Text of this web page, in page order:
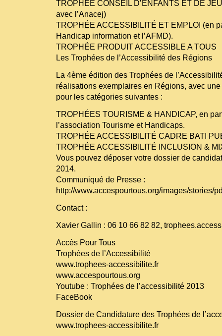
TROPHÉE CONSEIL D’ENFANTS ET DE
avec l’Anacej)
TROPHÉE ACCESSIBILITÉ ET EMPLOI (en
Handicap information et l’AFMD).
TROPHÉE PRODUIT ACCESSIBLE A TOUS
Les Trophées de l’Accessibilité des Régions
La 4ème édition des Trophées de
réalisations exemplaires en Régions, avec
pour les catégories suivantes :
TROPHÉES TOURISME & HANDICAP, en
l’association Tourisme et Handicaps.
TROPHÉE ACCESSIBILITÉ CADRE BATI
TROPHÉE ACCESSIBILITÉ INCLUSION &
Vous pouvez déposer votre dossier de
2014.
Communiqué de Presse :
http://www.accespourtous.org/images/stories/
Contact :
Xavier Gallin : 06 10 66 82 82,
Accès Pour Tous
Trophées de l’Accessibilité
www.trophees-accessibilite.fr
www.accespourtous.org
Youtube : Trophées de l’accessibilité 2013
FaceBook
Dossier de Candidature des Trophées de
www.trophees-accessibilite.fr